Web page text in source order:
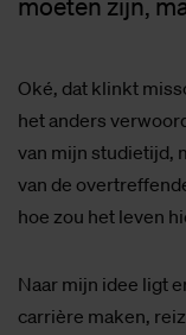
Oké, dat klinkt
het anders
van mijn studietijd,
van de
hoe zou het leven
Naar mijn idee ligt
carrière maken,